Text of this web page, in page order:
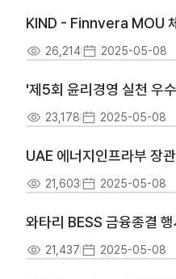
KIND - Finnvera MOU
26,214 2025-05-08
'제5회 윤리경영 실천 우
23,178 2025-05-08
UAE 에너지인프라부 장
21,603 2025-05-08
와타리 BESS 금융종결
21,437 2025-05-08